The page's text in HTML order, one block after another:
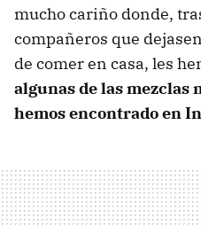
mucho cariño donde,
compañeros que
de comer en casa, les
algunas de las mezclas
hemos encontrado en